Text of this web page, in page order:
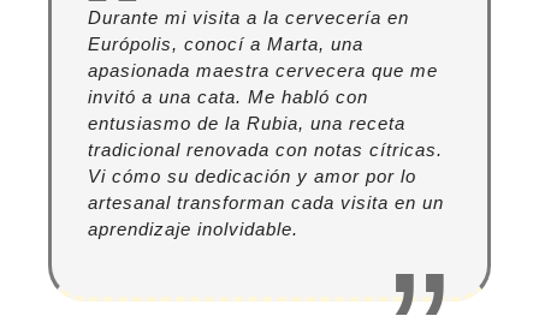
Durante mi visita a la cervecería en
Európolis, conocí a Marta, una
apasionada maestra cervecera que me
invitó a una cata. Me habló con
entusiasmo de la Rubia, una receta
tradicional renovada con notas cítricas.
Vi cómo su dedicación y amor por lo
artesanal transforman cada visita en un
aprendizaje inolvidable.